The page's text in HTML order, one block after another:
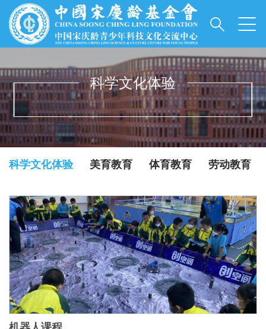
科学文化体验
INFORMATIONS
科学文化体验 美育教育 体育教育 劳动教育